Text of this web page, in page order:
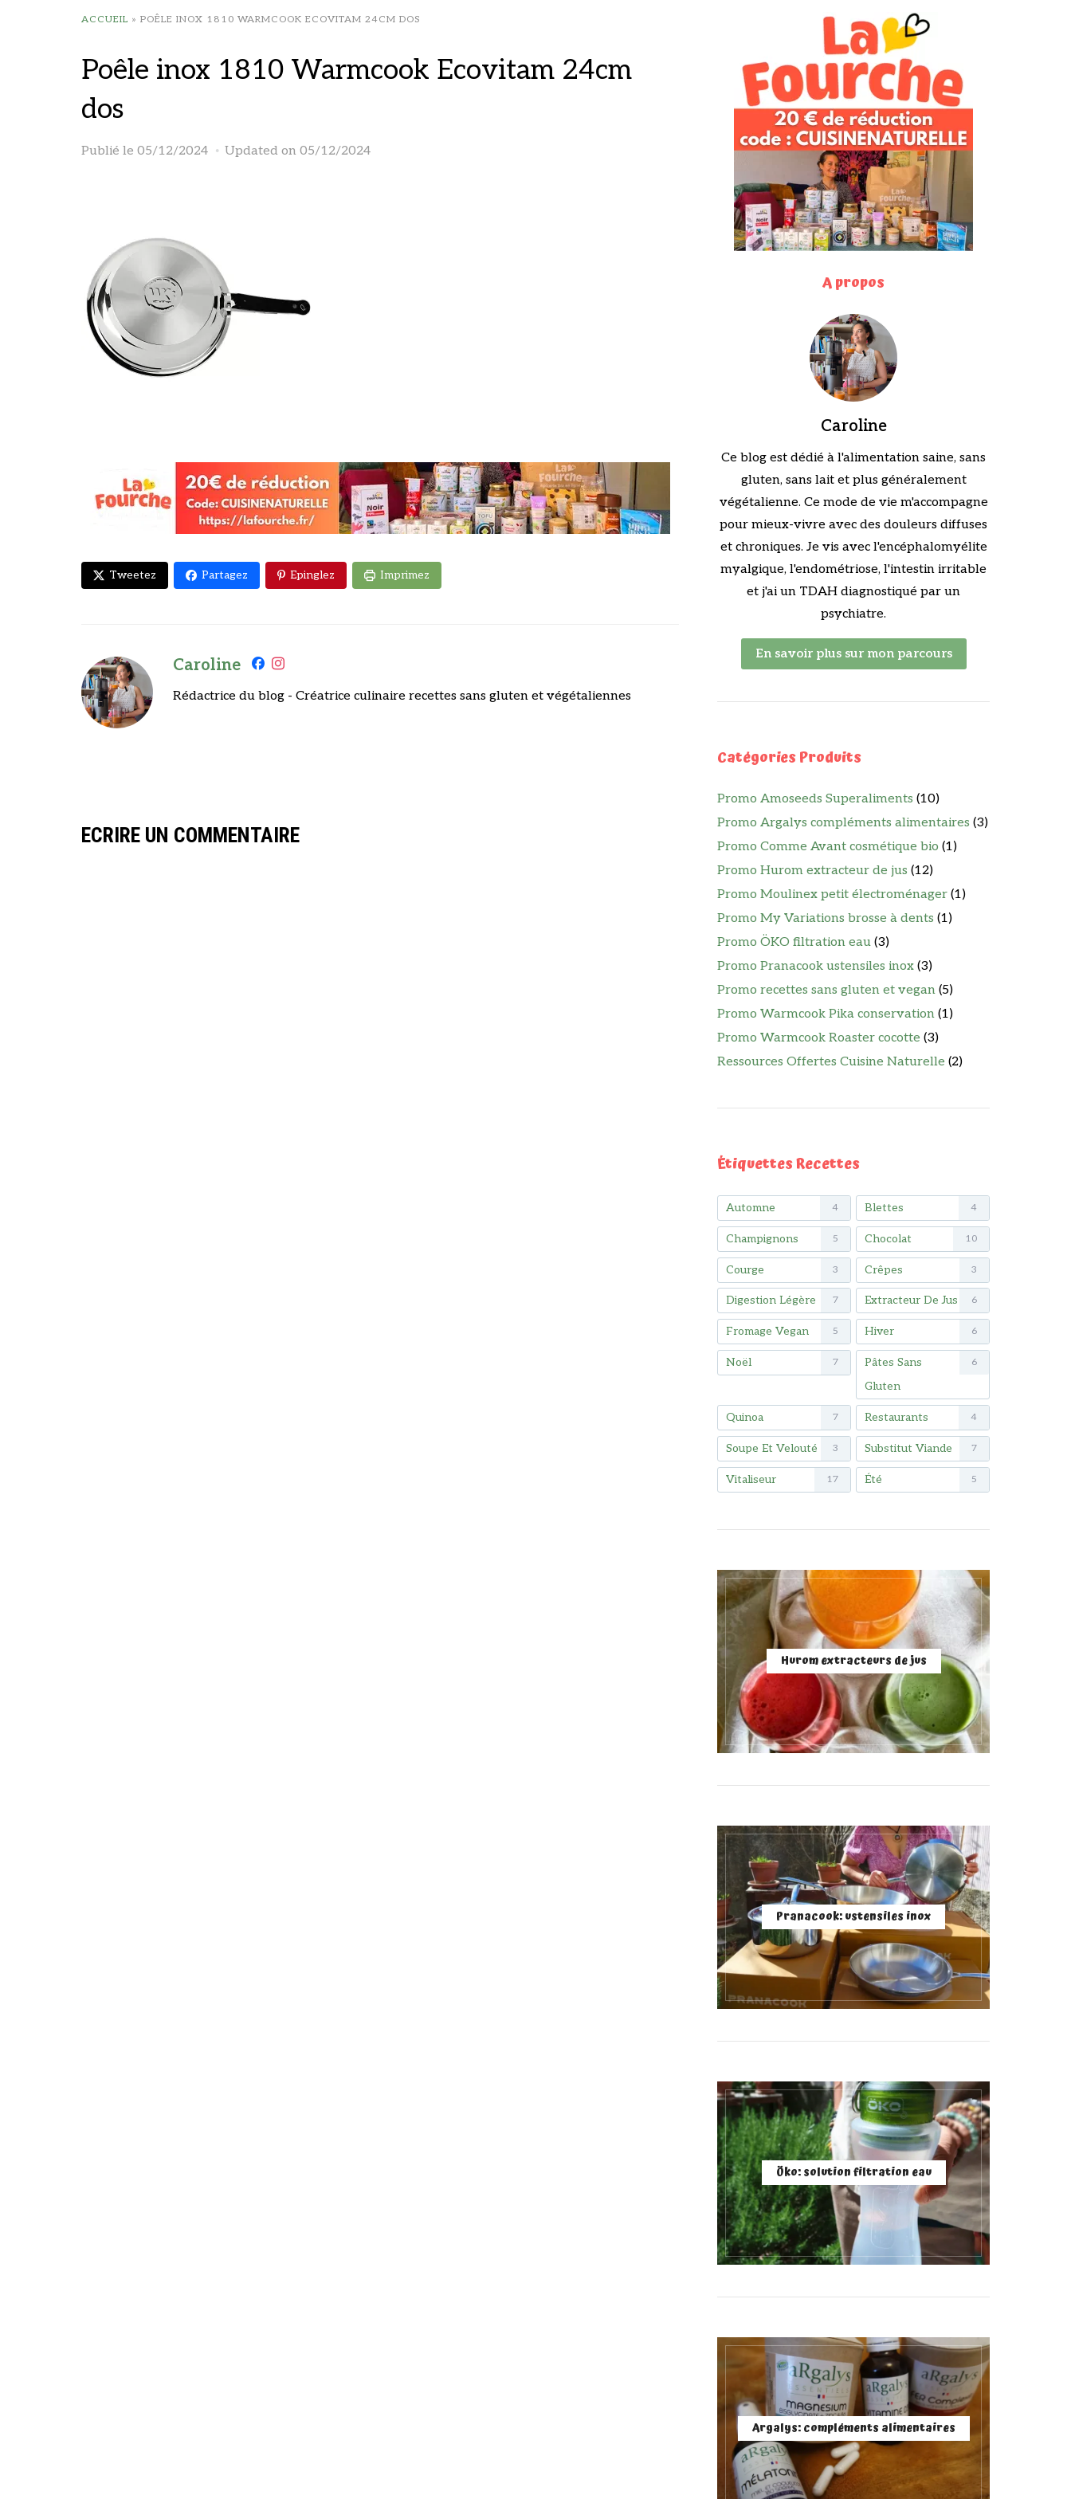
ACCUEIL » POÊLE INOX 1810 WARMCOOK ECOVITAM 24CM DOS
Poêle inox 1810 Warmcook Ecovitam 24cm
dos
Publié le 05/12/2024 Updated on 05/12/2024
Tweetez Partagez Epinglez Imprimez
Caroline
Rédactrice du blog - Créatrice culinaire recettes sans gluten et végétaliennes
ECRIRE UN COMMENTAIRE
A propos
Caroline
Ce blog est dédié à l'alimentation saine, sans
gluten, sans lait et plus généralement
végétalienne. Ce mode de vie m'accompagne
pour mieux-vivre avec des douleurs diffuses
et chroniques. Je vis avec l'encéphalomyélite
myalgique, l'endométriose, l'intestin irritable
et j'ai un TDAH diagnostiqué par un
psychiatre.
En savoir plus sur mon parcours
Catégories Produits
Promo Amoseeds Superaliments (10)
Promo Argalys compléments alimentaires (3)
Promo Comme Avant cosmétique bio (1)
Promo Hurom extracteur de jus (12)
Promo Moulinex petit électroménager (1)
Promo My Variations brosse à dents (1)
Promo ÖKO filtration eau (3)
Promo Pranacook ustensiles inox (3)
Promo recettes sans gluten et vegan (5)
Promo Warmcook Pika conservation (1)
Promo Warmcook Roaster cocotte (3)
Ressources Offertes Cuisine Naturelle (2)
Étiquettes Recettes
Automne 4 Blettes 4
Champignons 5 Chocolat 10
Courge 3 Crêpes 3
Digestion Légère 7 Extracteur De Jus 6
Fromage Vegan 5 Hiver 6
Noël 7
Pâtes Sans
Gluten
6
Quinoa 7 Restaurants 4
Soupe Et Velouté 3 Substitut Viande 7
Vitaliseur 17 Été 5
Hurom extracteurs de jus
Pranacook: ustensiles inox
Öko: solution filtration eau
Argalys: compléments alimentaires